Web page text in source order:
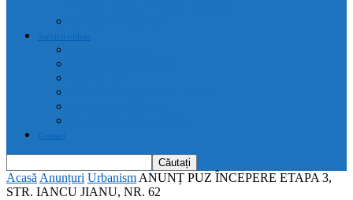
Servicii online
Contact
AcasăAnunțuri UrbanismANUNȚ PUZ ÎNCEPERE ETAPA 3,
STR. IANCU JIANU, NR. 62